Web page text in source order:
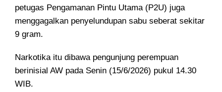
petugas Pengamanan Pintu Utama (P2U) juga
menggagalkan penyelundupan sabu seberat sekitar
9 gram.
Narkotika itu dibawa pengunjung perempuan
berinisial AW pada Senin (15/6/2026) pukul 14.30
WIB.